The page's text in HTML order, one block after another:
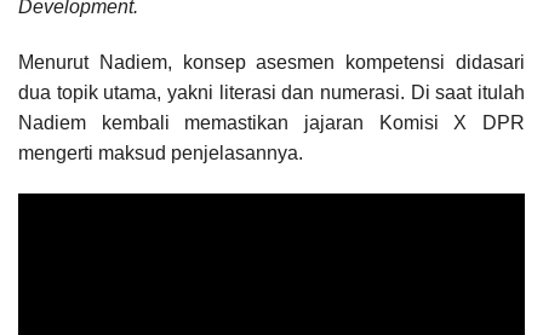
Development.
Menurut Nadiem, konsep asesmen kompetensi didasari
dua topik utama, yakni literasi dan numerasi. Di saat itulah
Nadiem kembali memastikan jajaran Komisi X DPR
mengerti maksud penjelasannya.